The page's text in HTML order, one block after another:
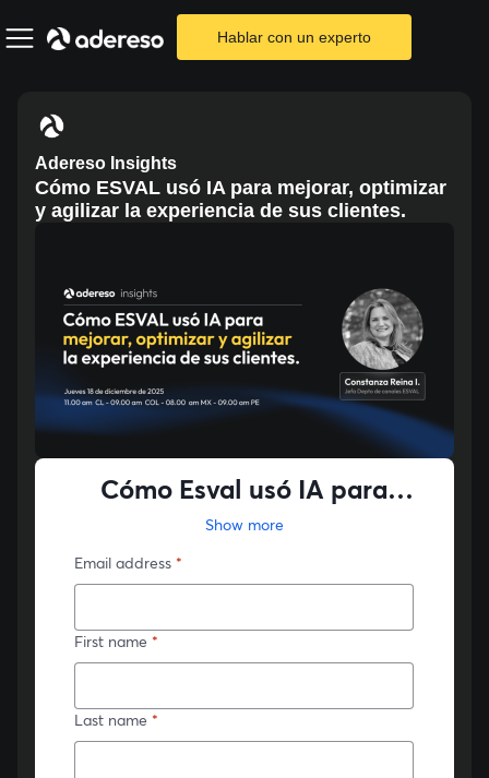
Hablar con un experto
Adereso Insights
Cómo ESVAL usó IA para mejorar, optimizar
y agilizar la experiencia de sus clientes.